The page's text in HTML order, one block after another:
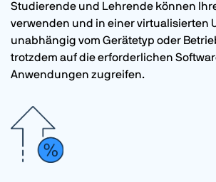
Studierende und Lehrende können
verwenden und in einer virtualisierten
unabhängig vom Gerätetyp oder
trotzdem auf die erforderlichen
Anwendungen zugreifen.